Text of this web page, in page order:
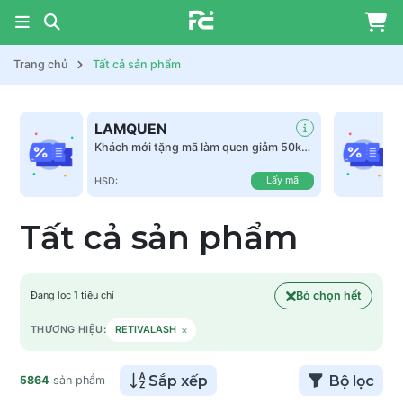
Trang chủ Tất cả sản phẩm
LAMQUEN
Khách mới tặng mã làm quen giảm 50k
HSD: Lấy mã
Tất cả sản phẩm
Đang lọc 1 tiêu chí Bỏ chọn hết
THƯƠNG HIỆU: RETIVALASH ×
5864 sản phẩm Sắp xếp Bộ lọc